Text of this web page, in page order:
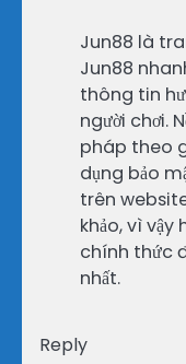
Jun88 là
Jun88
thông tin
người chơi.
pháp theo
dụng bảo
trên
khảo, vì
chính thức
nhất.
Reply